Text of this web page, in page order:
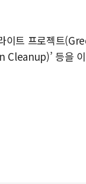
이트 프로젝트
Cleanup)’ 등을